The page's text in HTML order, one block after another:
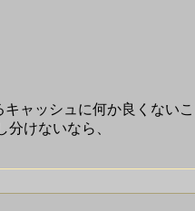
ャッシュに何か良くないこ
けないなら、